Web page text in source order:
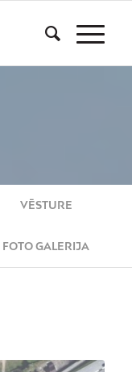
VĒSTURE
FOTO GALERIJA